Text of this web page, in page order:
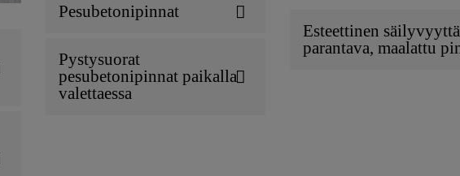
Pesubetonipinnat
Pystysuorat
pesubetonipinnat paikalla
valettaessa
Esteettinen säilyvyyttä
parantava, maalattu